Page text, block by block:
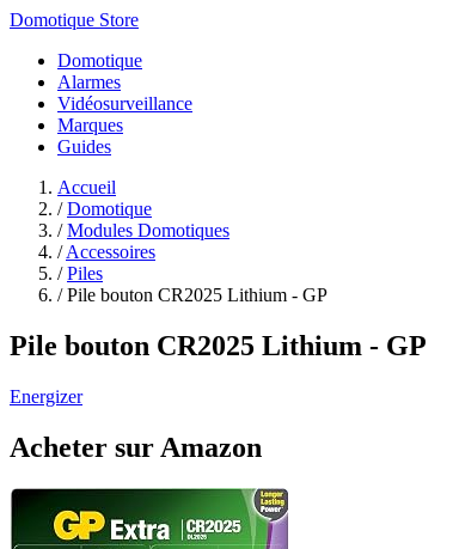
Domotique Store
Domotique
Alarmes
Vidéosurveillance
Marques
Guides
Accueil
/ Domotique
/ Modules Domotiques
/ Accessoires
/ Piles
/ Pile bouton CR2025 Lithium - GP
Pile bouton CR2025 Lithium - GP
Energizer
Acheter sur Amazon